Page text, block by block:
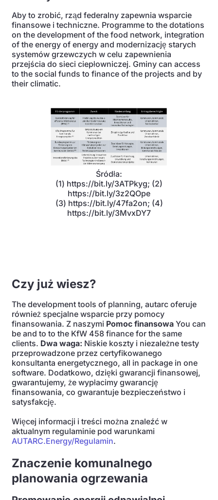
Aby to zrobić, rząd federalny zapewnia wsparcie
finansowe i techniczne. Programme to the dotations
on the development of the food network, integration
of the energy of energy and modernizację starych
systemów grzewczych w celu zapewnienia
przejścia do sieci ciepłowniczej. Gminy can access
to the social funds to finance of the projects and by
their climatic.
Śródła:
(1) https://bit.ly/3ATPkyg; (2)
https://bit.ly/3z2QOpe
(3) https://bit.ly/47fa2on; (4)
https://bit.ly/3MvxDY7
Czy już wiesz?
The development tools of planning, autarc oferuje
również specjalne wsparcie przy pomocy
finansowania. Z naszymi Pomoc finansowa You can
be and to to the KfW 458 finance for the same
clients. Dwa waga: Niskie koszty i niezależne testy
przeprowadzone przez certyfikowanego
konsultanta energetycznego, all in package in one
software. Dodatkowo, dzięki gwarancji finansowej,
gwarantujemy, że wypłacimy gwarancję
finansowania, co gwarantuje bezpieczeństwo i
satysfakcję.
Więcej informacji i treści można znaleźć w
aktualnym regulaminie pod warunkami
AUTARC.Energy/Regulamin.
Znaczenie komunalnego
planowania ogrzewania